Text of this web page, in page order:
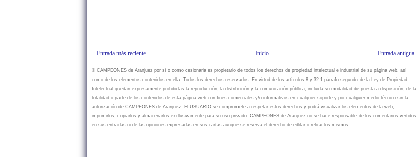
Entrada más reciente Entrada antigua
Inicio
© CAMPEONES de Aranjuez por sí o como cesionaria es propietario de todos los derechos de propiedad intelectual e industrial de su página web, así
como de los elementos contenidos en ella. Todos los derechos reservados. En virtud de los artículos 8 y 32.1 párrafo segundo de la Ley de Propiedad
Intelectual quedan expresamente prohibidas la reproducción, la distribución y la comunicación pública, incluida su modalidad de puesta a disposición, de la
totalidad o parte de los contenidos de esta página web con fines comerciales y/o informativos en cualquier soporte y por cualquier medio técnico sin la
autorización de CAMPEONES de Aranjuez. El USUARIO se compromete a respetar estos derechos y podrá visualizar los elementos de la web,
imprimirlos, copiarlos y almacenarlos exclusivamente para su uso privado. CAMPEONES de Aranjuez no se hace responsable de los comentarios vertidos
en sus entradas ni de las opiniones expresadas en sus cartas aunque se reserva el derecho de editar o retirar los mismos.